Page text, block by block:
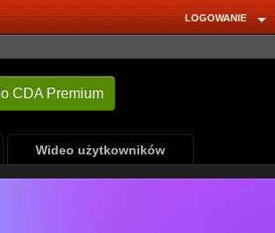
LOGOWANIE
Wideo użytkowników